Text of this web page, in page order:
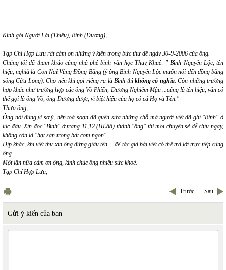
Kính gởi Người Lái (Thiêu), Bình (Dương),
Tạp Chí Hợp Lưu rất cảm ơn những ý kiến trong bức thư đề ngày 30-9-2006 của ông.
Chúng tôi đã tham khảo cùng nhà phê bình văn học Thuỵ Khuê: " Bình Nguyên Lộc, tên
hiệu, nghiã là Con Nai Vùng Đồng Bằng (ý ông Bình Nguyên Lộc muốn nói đến đồng bằng
sông Cửu Long). Cho nên khi gọi riêng ra là Bình thì không có nghĩa. Còn những trường
hợp khác như trường hợp các ông Võ Phiến, Dương Nghiễm Mậu ...cũng là tên hiệu, vẫn có
thể gọi là ông Võ, ông Dương được, vì biệt hiệu của họ có cả Họ và Tên."
Thưa ông,
Ông nói đúng,vì sơ ý, nên toà soạn đã quên sửa những chỗ mà người viết đã ghi "Bình" ở
lúc đầu. Xin đọc "Bình" ở trang 11,12 (HL88) thành "ông" thì mọi chuyện sẽ dễ chịu ngay,
không còn là "hạt sạn trong bát cơm ngon" .
Dịp khác, khi viết thư xin ông đừng giấu tên… để tác giả bài viết có thể trả lời trực tiếp cùng
ông.
Một lần nữa cảm ơn ông, kính chúc ông nhiều sức khoẻ.
Tạp Chí Hợp Lưu,
Trước Sau
Gửi ý kiến của bạn